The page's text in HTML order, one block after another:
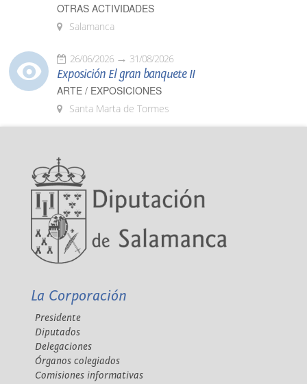
OTRAS ACTIVIDADES
Salamanca
26/06/2026 31/08/2026
Exposición El gran banquete II
ARTE / EXPOSICIONES
Santa Marta de Tormes
La Corporación
Presidente
Diputados
Delegaciones
Órganos colegiados
Comisiones informativas